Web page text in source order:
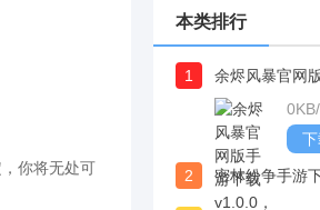
你将无处可
本类排行
1
0KB/
2